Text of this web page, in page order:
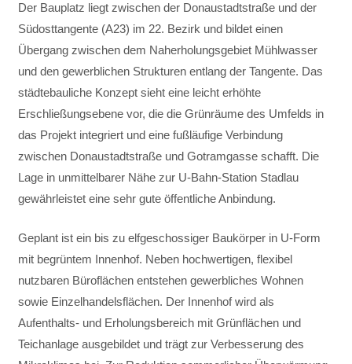
Der Bauplatz liegt zwischen der Donaustadtstraße und der
Südosttangente (A23) im 22. Bezirk und bildet einen
Übergang zwischen dem Naherholungsgebiet Mühlwasser
und den gewerblichen Strukturen entlang der Tangente. Das
städtebauliche Konzept sieht eine leicht erhöhte
Erschließungsebene vor, die die Grünräume des Umfelds in
das Projekt integriert und eine fußläufige Verbindung
zwischen Donaustadtstraße und Gotramgasse schafft. Die
Lage in unmittelbarer Nähe zur U-Bahn-Station Stadlau
gewährleistet eine sehr gute öffentliche Anbindung.
Geplant ist ein bis zu elfgeschossiger Baukörper in U-Form
mit begrüntem Innenhof. Neben hochwertigen, flexibel
nutzbaren Büroflächen entstehen gewerbliches Wohnen
sowie Einzelhandelsflächen. Der Innenhof wird als
Aufenthalts- und Erholungsbereich mit Grünflächen und
Teichanlage ausgebildet und trägt zur Verbesserung des